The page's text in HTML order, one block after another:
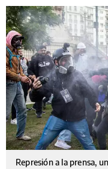
Represión a la prensa,